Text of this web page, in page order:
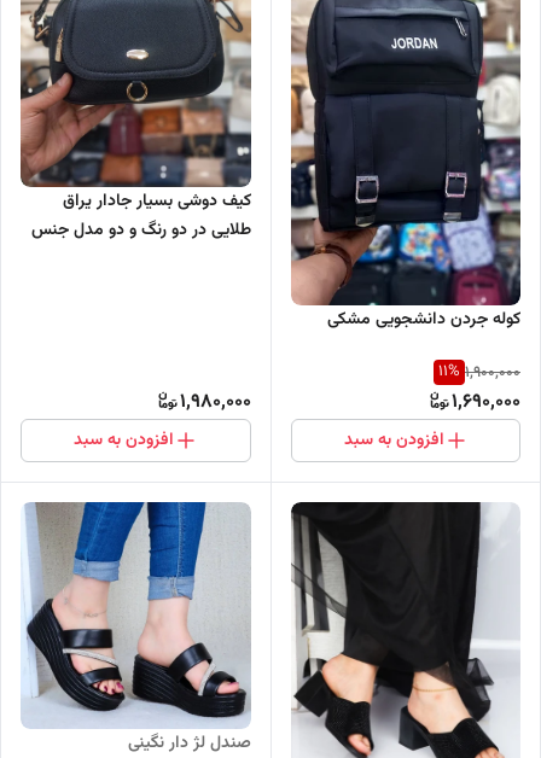
کوله جردن دانشجویی مشکی
1,900,000
11%
1,690,000
افزودن به سبد
کیف دوشی بسیار جادار یراق
طلایی در دو رنگ و دو مدل جنس
1,980,000
افزودن به سبد
صندل لژ دار نگینی